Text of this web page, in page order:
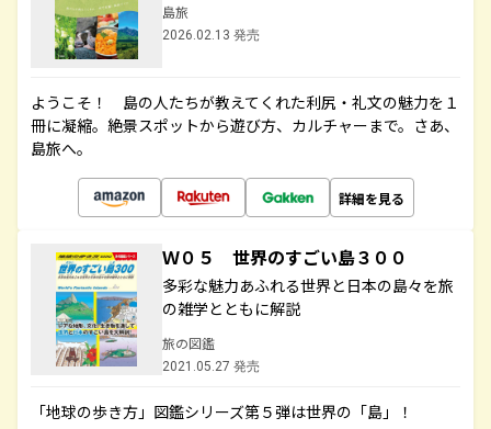
島旅
2026.02.13 発売
ようこそ！ 島の人たちが教えてくれた利尻・礼文の魅力を１
冊に凝縮。絶景スポットから遊び方、カルチャーまで。さあ、
島旅へ。
詳細を見る
Ｗ０５ 世界のすごい島３００
多彩な魅力あふれる世界と日本の島々を旅
の雑学とともに解説
旅の図鑑
2021.05.27 発売
「地球の歩き方」図鑑シリーズ第５弾は世界の「島」！